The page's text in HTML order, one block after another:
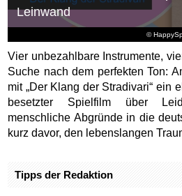
©
Leinwand
Vier unbezahlbare Instrumente,
Suche nach dem perfekten Ton:
mit „Der Klang der Stradivari“ ein
besetzter Spielfilm über
menschliche Abgründe in die
kurz davor, den lebenslangen
Tipps der Redaktion